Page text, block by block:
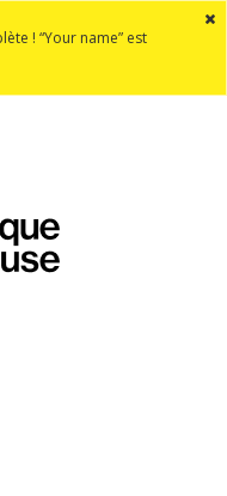
! “Your name” est